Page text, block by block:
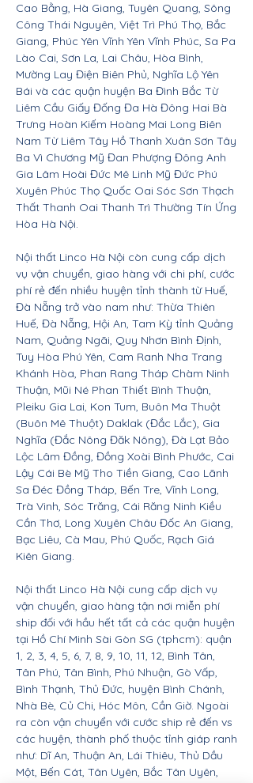
Cao Bằng, Hà Giang, Tuyên Quang, Sông
Công Thái Nguyên, Việt Trì Phú Thọ, Bắc
Giang, Phúc Yên Vĩnh Yên Vĩnh Phúc, Sa Pa
Lào Cai, Sơn La, Lai Châu, Hòa Bình,
Mường Lay Điện Biên Phủ, Nghĩa Lộ Yên
Bái và các quận huyện Ba Đình Bắc Từ
Liêm Cầu Giấy Đống Đa Hà Đông Hai Bà
Trưng Hoàn Kiếm Hoàng Mai Long Biên
Nam Từ Liêm Tây Hồ Thanh Xuân Sơn Tây
Ba Vì Chương Mỹ Đan Phượng Đông Anh
Gia Lâm Hoài Đức Mê Linh Mỹ Đức Phú
Xuyên Phúc Thọ Quốc Oai Sóc Sơn Thạch
Thất Thanh Oai Thanh Trì Thường Tín Ứng
Hòa Hà Nội.
Nội thất Linco Hà Nội còn cung cấp dịch
vụ vận chuyển, giao hàng với chi phí, cước
phí rẻ đến nhiều huyện tỉnh thành từ Huế,
Đà Nẵng trở vào nam như: Thừa Thiên
Huế, Đà Nẵng, Hội An, Tam Kỳ tỉnh Quảng
Nam, Quảng Ngãi, Quy Nhơn Bình Định,
Tuy Hòa Phú Yên, Cam Ranh Nha Trang
Khánh Hòa, Phan Rang Tháp Chàm Ninh
Thuận, Mũi Né Phan Thiết Bình Thuận,
Pleiku Gia Lai, Kon Tum, Buôn Ma Thuột
(Buôn Mê Thuột) Daklak (Đắc Lắc), Gia
Nghĩa (Đắc Nông Đăk Nông), Đà Lạt Bảo
Lộc Lâm Đồng, Đồng Xoài Bình Phước, Cai
Lậy Cái Bè Mỹ Tho Tiền Giang, Cao Lãnh
Sa Đéc Đồng Tháp, Bến Tre, Vĩnh Long,
Trà Vinh, Sóc Trăng, Cái Răng Ninh Kiều
Cần Thơ, Long Xuyên Châu Đốc An Giang,
Bạc Liêu, Cà Mau, Phú Quốc, Rạch Giá
Kiên Giang.
Nội thất Linco Hà Nội cung cấp dịch vụ
vận chuyển, giao hàng tận nơi miễn phí
ship đối với hầu hết tất cả các quận huyện
tại Hồ Chí Minh Sài Gòn SG (tphcm): quận
1, 2, 3, 4, 5, 6, 7, 8, 9, 10, 11, 12, Bình Tân,
Tân Phú, Tân Bình, Phú Nhuận, Gò Vấp,
Bình Thạnh, Thủ Đức, huyện Bình Chánh,
Nhà Bè, Củ Chi, Hóc Môn, Cần Giờ. Ngoài
ra còn vận chuyển với cước ship rẻ đến vs
các huyện, thành phố thuộc tỉnh giáp ranh
như: Dĩ An, Thuận An, Lái Thiêu, Thủ Dầu
Một, Bến Cát, Tân Uyên, Bắc Tân Uyên,